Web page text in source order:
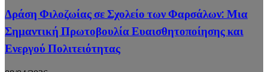
Δράση Φιλοζωίας σε Σχολείο των Φαρσάλων: Μια
Σημαντική Πρωτοβουλία Ευαισθητοποίησης και
Ενεργού Πολιτειότητας